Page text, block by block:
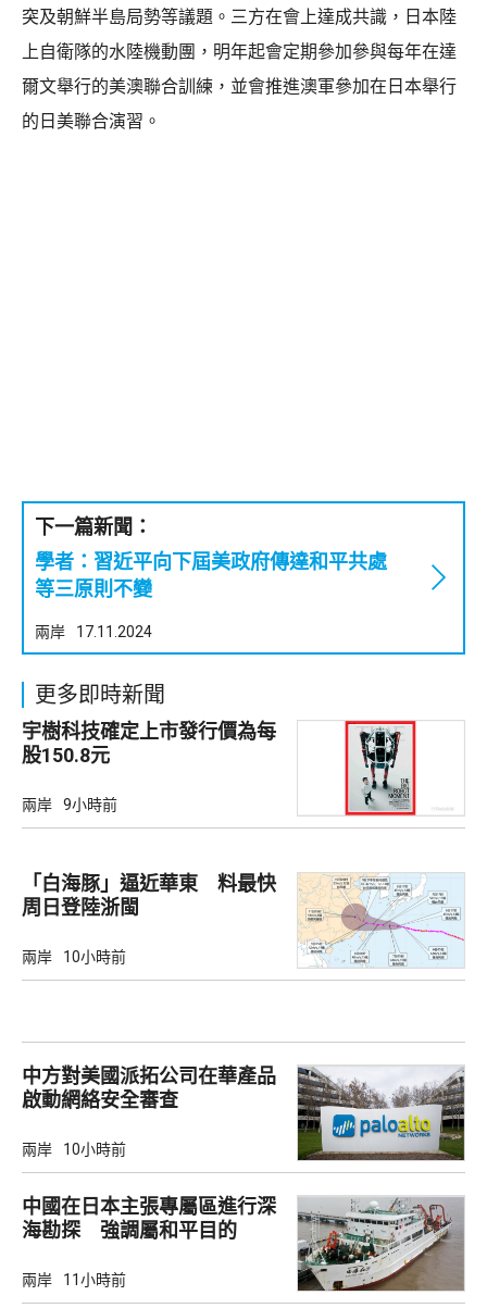
突及朝鮮半島局勢等議題。三方在會上達成共識，日本陸
上自衛隊的水陸機動團，明年起會定期參加參與每年在達
爾文舉行的美澳聯合訓練，並會推進澳軍參加在日本舉行
的日美聯合演習。
下一篇新聞：
學者：習近平向下屆美政府傳達和平共處
等三原則不變
兩岸 17.11.2024
更多即時新聞
宇樹科技確定上市發行價為每
股150.8元
兩岸 9小時前
「白海豚」逼近華東 料最快
周日登陸浙閩
兩岸 10小時前
中方對美國派拓公司在華產品
啟動網絡安全審查
兩岸 10小時前
中國在日本主張專屬區進行深
海勘探 強調屬和平目的
兩岸 11小時前